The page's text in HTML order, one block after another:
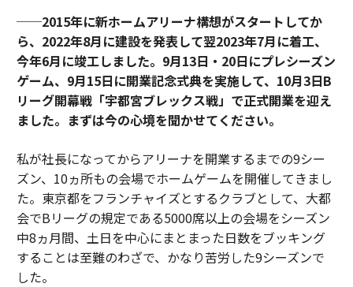
──2015年に新ホームアリーナ構想がスタートしてか
ら、2022年8月に建設を発表して翌2023年7月に着工、
今年6月に竣工しました。9月13日・20日にプレシーズン
ゲーム、9月15日に開業記念式典を実施して、10月3日B
リーグ開幕戦「宇都宮ブレックス戦」で正式開業を迎え
ました。まずは今の心境を聞かせてください。
私が社長になってからアリーナを開業するまでの9シー
ズン、10ヵ所もの会場でホームゲームを開催してきまし
た。東京都をフランチャイズとするクラブとして、大都
会でBリーグの規定である5000席以上の会場をシーズン
中8ヵ月間、土日を中心にまとまった日数をブッキング
することは至難のわざで、かなり苦労した9シーズンで
した。